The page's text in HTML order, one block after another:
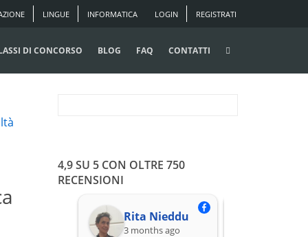
LOGIN REGISTRATI
LINGUE INFORMATICA
DI CONCORSO BLOG FAQ CONTATTI
4,9 SU 5 CON OLTRE 750
RECENSIONI
Rita Nieddu
3 months ago